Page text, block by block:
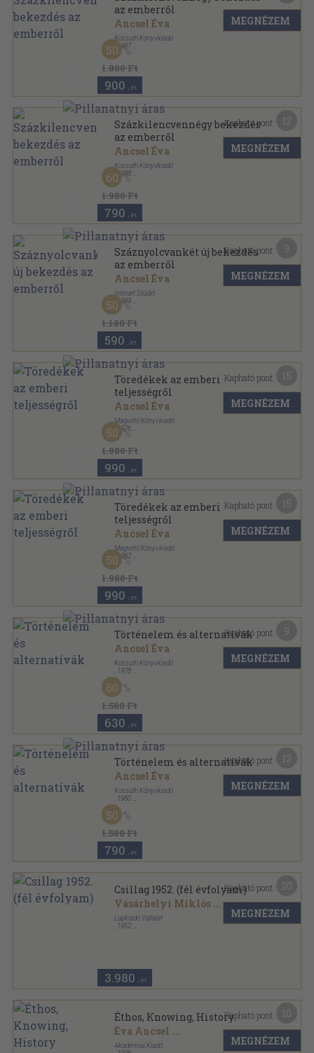
az emberről
Ancsel Éva
Kossuth Könyvkiadó
, 1987
Vászon
1.800 Ft
50
900 ,-Ft
MEGNÉZEM
Százkilencvennégy bekezdés
az emberről
Ancsel Éva
Kossuth Könyvkiadó
, 1988
Ragasztott papírkötés
1.980 Ft
60
790 ,-Ft
Kapható pont:
MEGNÉZEM
Száznyolcvankét új bekezdés
az emberről
Ancsel Éva
Interart Stúdió
, 1989
Ragasztott papírkötés
1.180 Ft
50
590 ,-Ft
Kapható pont:
MEGNÉZEM
Töredékek az emberi
teljességről
Ancsel Éva
Magvető Könyvkiadó
, 1976
Vászon
Elvek és utak sorozat
1.980 Ft
50
990 ,-Ft
Kapható pont:
MEGNÉZEM
Töredékek az emberi
teljességről
Ancsel Éva
Magvető Könyvkiadó
, 1982
Vászon
Elvek és utak sorozat
1.980 Ft
50
990 ,-Ft
Kapható pont:
MEGNÉZEM
Történelem és alternatívák
Ancsel Éva
Kossuth Könyvkiadó
1978
Vászon
1.580 Ft
60
630 ,-Ft
Kapható pont:
MEGNÉZEM
Történelem és alternatívák
Ancsel Éva
Kossuth Könyvkiadó
1980
Fűzött kemény papírkötés
1.580 Ft
50
790 ,-Ft
Kapható pont:
MEGNÉZEM
Csillag 1952. (fél évfolyam)
Vásárhelyi Miklós ...
Lapkiadó Vállalat
1952
3.980 ,-Ft
Kapható pont:
MEGNÉZEM
Éthos, Knowing, History
Éva Ancsel ...
Akadémiai Kiadó
Kapható pont:
MEGNÉZEM